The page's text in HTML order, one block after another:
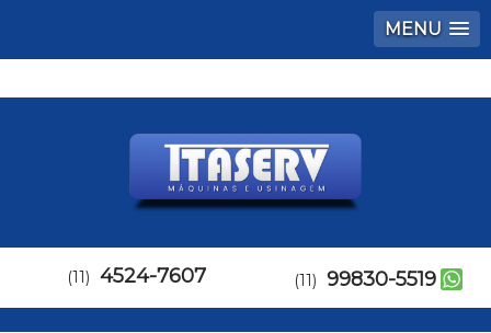
MENU
(11) 4524-7607 (11) 99830-5519